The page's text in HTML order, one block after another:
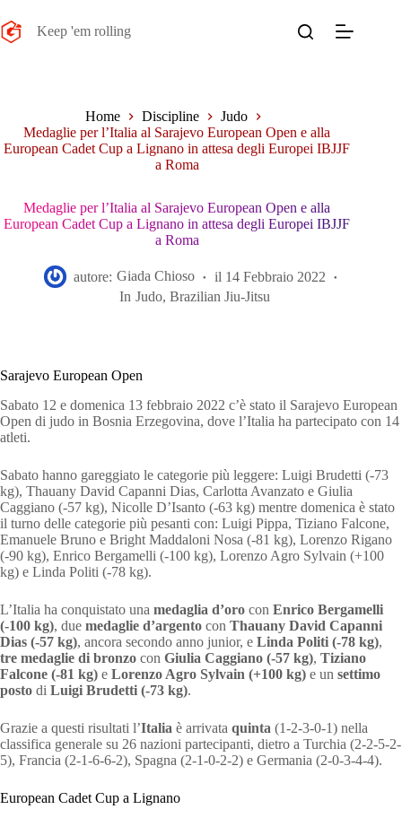
al
contenuto
Keep 'em rolling
Home Discipline
Judo
Medaglie per l’Italia al Sarajevo European Open e alla
European Cadet Cup a Lignano in attesa degli Europei IBJJF
a Roma
Medaglie per l’Italia al Sarajevo European Open e alla
European Cadet Cup a Lignano in attesa degli Europei IBJJF
a Roma
autore: Giada Chioso il 14 Febbraio 2022
In Judo, Brazilian Jiu-Jitsu
Sarajevo European Open
Sabato 12 e domenica 13 febbraio 2022 c’è stato il Sarajevo European
Open di judo in Bosnia Erzegovina, dove l’Italia ha partecipato con 14
atleti.
Sabato hanno gareggiato le categorie più leggere: Luigi Brudetti (-73
kg), Thauany David Capanni Dias, Carlotta Avanzato e Giulia
Caggiano (-57 kg), Nicolle D’Isanto (-63 kg) mentre domenica è stato
il turno delle categorie più pesanti con: Luigi Pippa, Tiziano Falcone,
Emanuele Bruno e Bright Maddaloni Nosa (-81 kg), Lorenzo Rigano
(-90 kg), Enrico Bergamelli (-100 kg), Lorenzo Agro Sylvain (+100
kg) e Linda Politi (-78 kg).
L’Italia ha conquistato una medaglia d’oro con Enrico Bergamelli
(-100 kg), due medaglie d’argento con Thauany David Capanni
Dias (-57 kg), ancora secondo anno junior, e Linda Politi (-78 kg),
tre medaglie di bronzo con Giulia Caggiano (-57 kg), Tiziano
Falcone (-81 kg) e Lorenzo Agro Sylvain (+100 kg) e un settimo
posto di Luigi Brudetti (-73 kg).
Grazie a questi risultati l’Italia è arrivata quinta (1-2-3-0-1) nella
classifica generale su 26 nazioni partecipanti, dietro a Turchia (2-2-5-2-
5), Francia (2-1-6-6-2), Spagna (2-1-0-2-2) e Germania (2-0-3-4-4).
European Cadet Cup a Lignano